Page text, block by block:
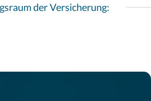
der Versicherung: